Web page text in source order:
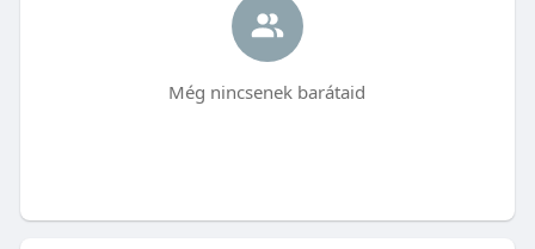
Még nincsenek barátaid